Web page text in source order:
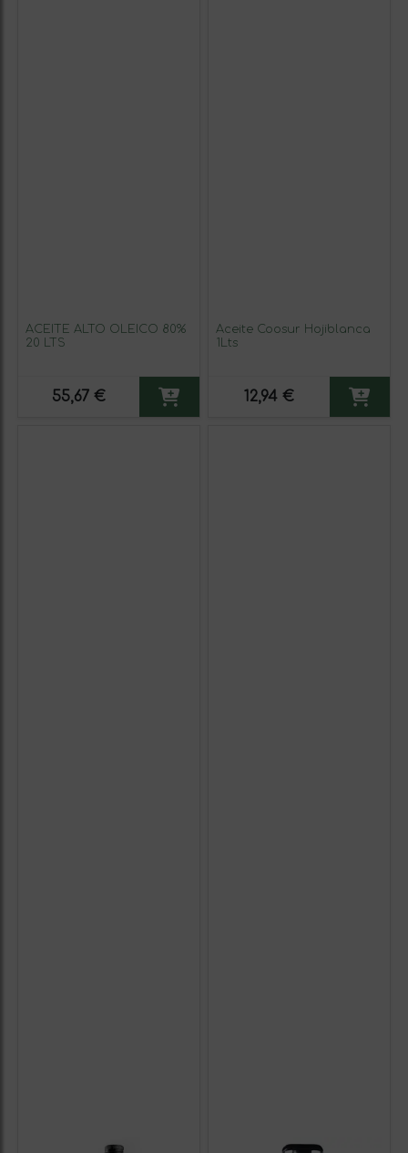
ACEITE ALTO OLEICO 80%
20 LTS
55,67 €
Aceite Coosur Hojiblanca
1Lts
12,94 €